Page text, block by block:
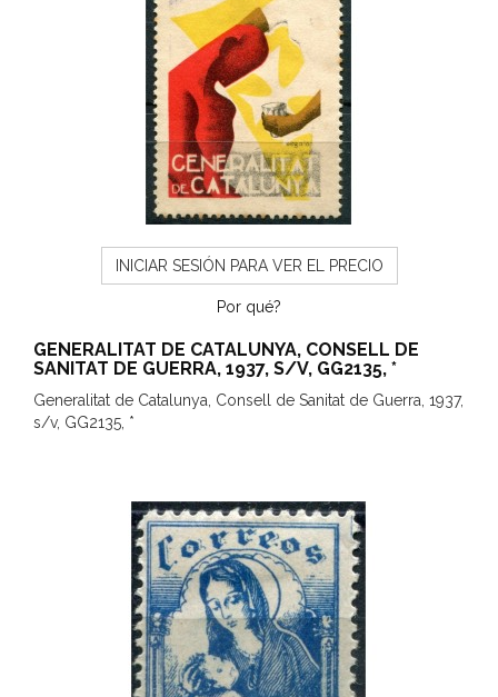
INICIAR SESIÓN PARA VER EL PRECIO
Por qué?
GENERALITAT DE CATALUNYA, CONSELL DE
SANITAT DE GUERRA, 1937, S/V, GG2135, *
Generalitat de Catalunya, Consell de Sanitat de Guerra, 1937,
s/v, GG2135, *